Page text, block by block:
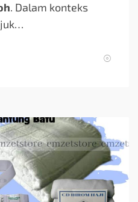
. Dalam konteks